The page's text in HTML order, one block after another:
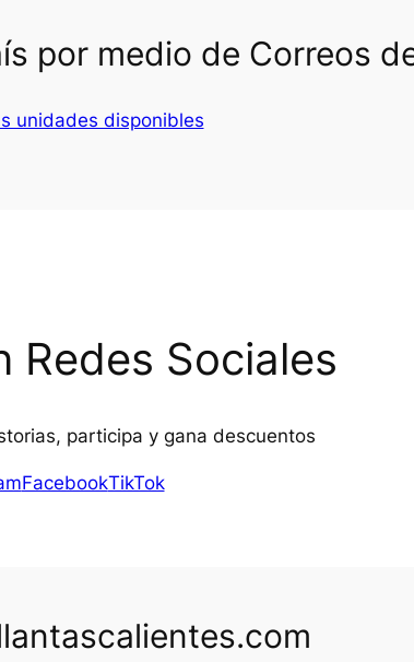
por medio de Correos
unidades disponibles
Redes Sociales
participa y gana descuentos
FacebookTikTok